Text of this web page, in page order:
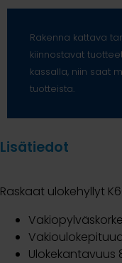
Rakenna kattava
kiinnostavat
kassalla, niin saat
tuotteista.
Lisätiedot
Raskaat ulokehyllyt
Ulokekantavuus